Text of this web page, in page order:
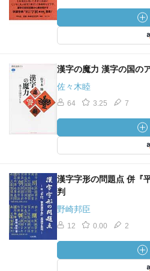
漢字の魔力 漢字の国の
佐々木睦
64 3.25 7
漢字字形の問題点 併『
判
野崎邦臣
12 0.00 2